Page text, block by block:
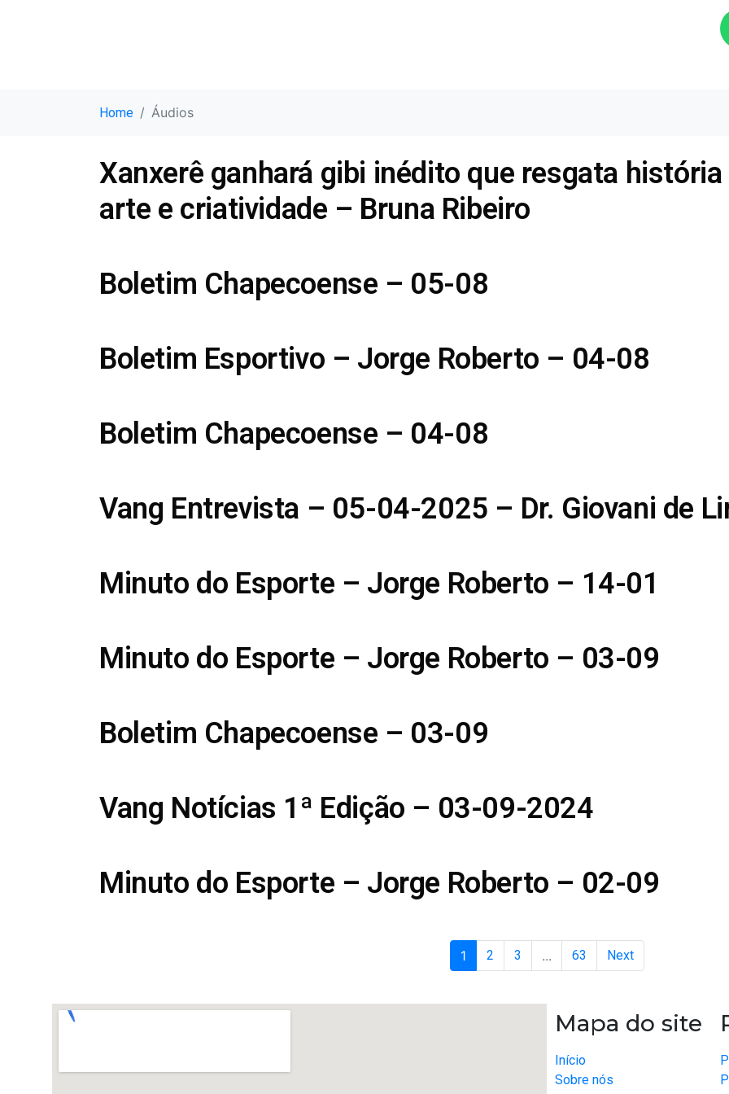
Home Áudios
Xanxerê ganhará gibi inédito que resgata
arte e criatividade – Bruna Ribeiro
Boletim Chapecoense – 05-08
Boletim Esportivo – Jorge Roberto – 04-08
Boletim Chapecoense – 04-08
Vang Entrevista – 05-04-2025 – Dr. Giovani de
Minuto do Esporte – Jorge Roberto – 14-01
Minuto do Esporte – Jorge Roberto – 03-09
Boletim Chapecoense – 03-09
Vang Notícias 1ª Edição – 03-09-2024
Minuto do Esporte – Jorge Roberto – 02-09
1 2 3 ... 63 Next
Mapa do site
Início
Sobre nós